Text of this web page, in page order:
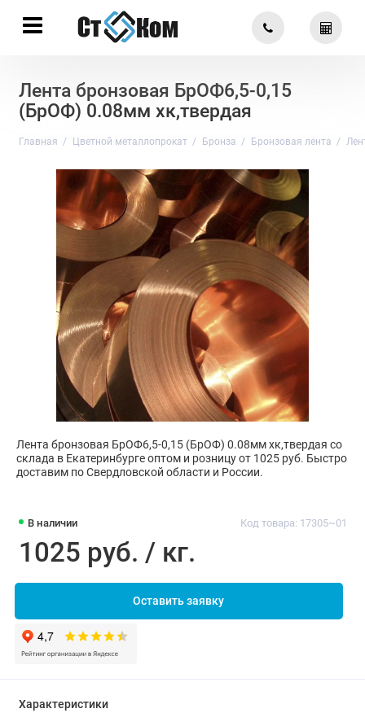
Лента бронзовая БрОФ6,5-0,15
(БрОФ) 0.08мм хк,твердая
Главная Цветной металлопрокат Бронза Бронзовая лента
В наличии Код товара: 17305~01
1025 руб. / кг.
Оставить заявку
Лента бронзовая БрОФ6,5-0,15 (БрОФ) 0.08мм хк,твердая со
склада в Екатеринбурге оптом и розницу от 1025 руб. Быстро
доставим по Свердловской области и России.
Характеристики